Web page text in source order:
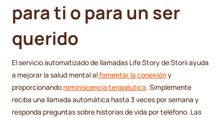
para ti o para un ser
querido
El servicio automatizado de llamadas Life Story de Storii ayuda
a mejorar la salud mental alfomentar la conexióny
proporcionando reminiscencia terapéutica. Simplemente
reciba una llamada automática hasta 3 veces por semana y
responda preguntas sobre historias de vida por teléfono. Las